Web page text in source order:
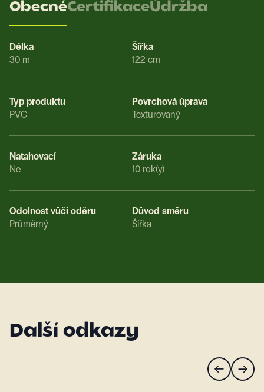
ObecnéCertifikaceÚdržba
Délka
30 m
Šířka
122 cm
Typ produktu
PVC
Povrchová úprava
Texturovaný
Natahovací
Ne
Záruka
10 rok(y)
Odolnost vůči oděru
Průměrný
Důvod směru
Šířka
Další odkazy